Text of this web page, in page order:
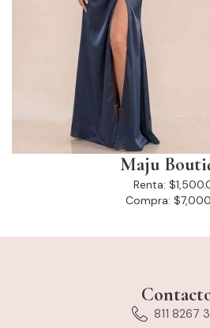
Maju
Renta:
Compra:
811 8267